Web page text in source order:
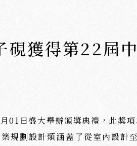
沅
硯獲得第22屆
01日盛大舉辦頒獎典禮，此獎
規劃設計類涵蓋了從室內設